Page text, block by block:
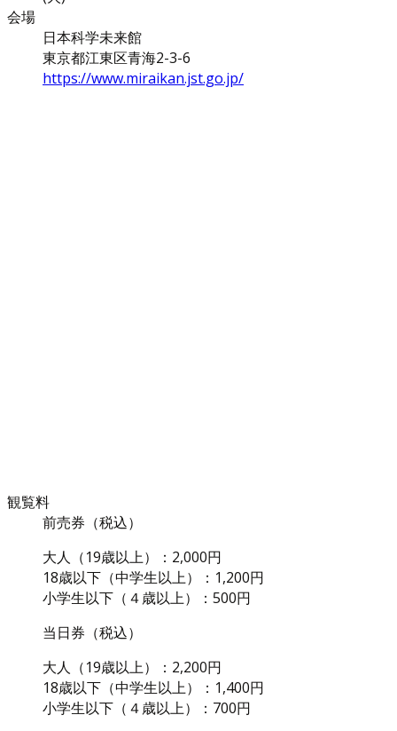
会場
日本科学未来館
東京都江東区青海2-3-6
https://www.miraikan.jst.go.jp/
観覧料
前売券（税込）
大人（19歳以上）：2,000円
18歳以下（中学生以上）：1,200円
小学生以下（４歳以上）：500円
当日券（税込）
大人（19歳以上）：2,200円
18歳以下（中学生以上）：1,400円
小学生以下（４歳以上）：700円